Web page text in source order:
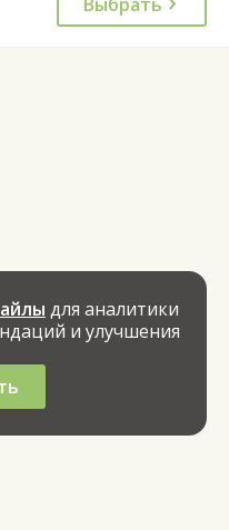
для аналитики
и улучшения